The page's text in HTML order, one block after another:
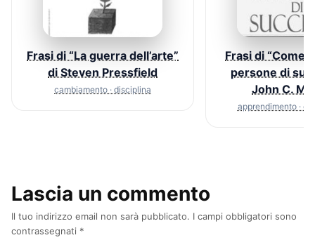
Frasi di “La guerra dell’arte”
di Steven Pressfield
cambiamento · disciplina
Frasi di “Come
persone di
John C.
apprendimento ·
Lascia un commento
Il tuo indirizzo email non sarà pubblicato. I campi obbligatori sono
contrassegnati *